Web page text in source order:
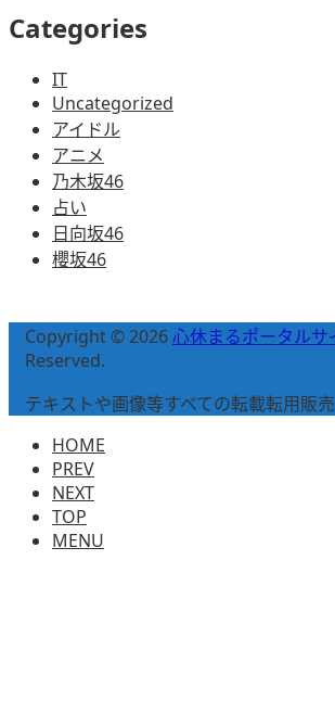
Categories
IT
Uncategorized
アイドル
アニメ
乃木坂46
占い
日向坂46
櫻坂46
Copyright © 2026心休まるポータルサ
Reserved.
テキストや画像等すべての転載転用販
HOME
PREV
NEXT
TOP
MENU